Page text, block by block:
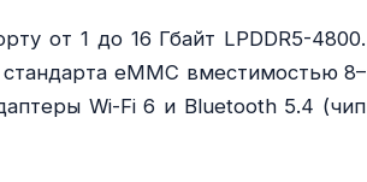
от 1 до 16 Гбайт LPDDR5-4800.
eMMC вместимостью 8–
Wi-Fi 6 и Bluetooth 5.4 (чип